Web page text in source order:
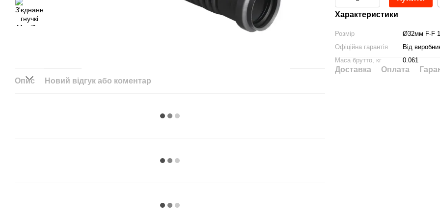
Опис Новий відгук або коментар
Характеристики
Розмір
Ø32мм F-F
Офіційна гарантія
Від
Маса брутто, кг
0.061
Доставка Оплата